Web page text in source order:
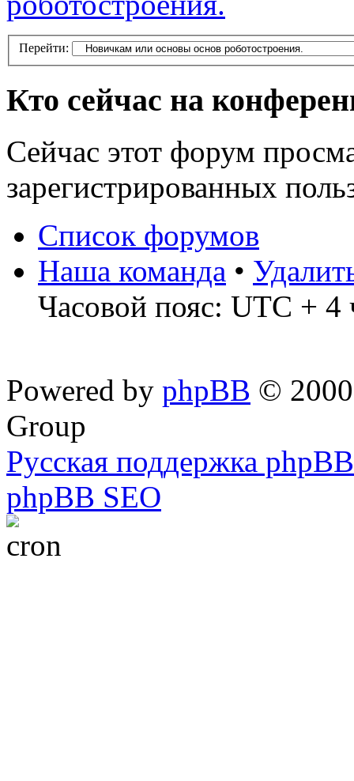
Перейти:
Кто сейчас на
Сейчас этот форум
зарегистрированных
Список форумов
Наша команда •
Часовой пояс: UTC + 4
Powered by phpBB ©
Group
Русская поддержка phpBB
phpBB SEO